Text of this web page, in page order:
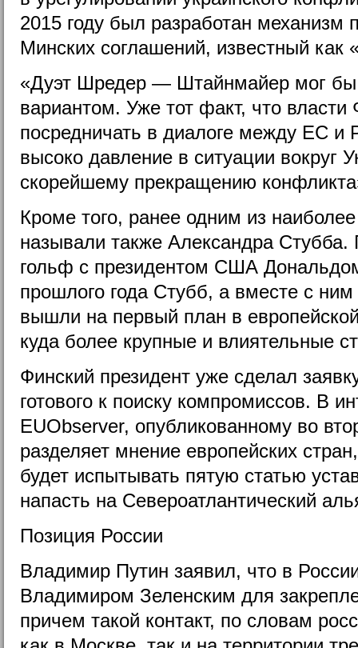
2015 году был разработан механизм
Минских соглашений, известный
«Дуэт Шредер — Штайнмайер мог
вариантом. Уже тот факт, что
посредничать в диалоге между ЕС и
высоко давление в ситуации вокруг
скорейшему прекращению
Кроме того, ранее одним из
называли также Александра Стубба.
гольф с президентом США
прошлого года Стубб, а вместе с
вышли на первый план в
куда более крупные и влиятельные
Финский президент уже сделал
готового к поиску компромиссов. В
EUObserver, опубликованному во
разделяет мнение европейских
будет испытывать пятую статью
напасть на Североатлантический
Позиция России
Владимир Путин заявил, что в
Владимиром Зеленским для
причем такой контакт, по словам